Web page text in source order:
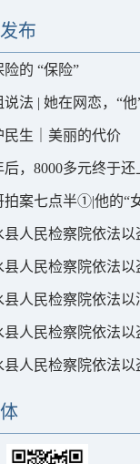
布
险的 “保险”
说法 | 她在网恋，“他
民生｜美丽的代价
后，8000多元终于还
拍案七点半①|他的“
县人民检察院依法
县人民检察院依法
县人民检察院依法
某某批准逮捕
县人民检察院依法
对被告人王某某提
县人民检察院依法